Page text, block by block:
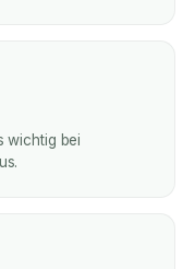
wichtig bei